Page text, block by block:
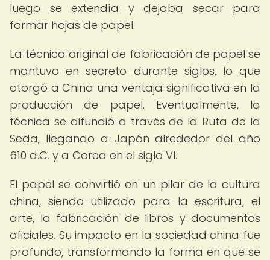
luego se extendía y dejaba secar para
formar hojas de papel.
La técnica original de fabricación de papel se
mantuvo en secreto durante siglos, lo que
otorgó a China una ventaja significativa en la
producción de papel. Eventualmente, la
técnica se difundió a través de la Ruta de la
Seda, llegando a Japón alrededor del año
610 d.C. y a Corea en el siglo VI.
El papel se convirtió en un pilar de la cultura
china, siendo utilizado para la escritura, el
arte, la fabricación de libros y documentos
oficiales. Su impacto en la sociedad china fue
profundo, transformando la forma en que se